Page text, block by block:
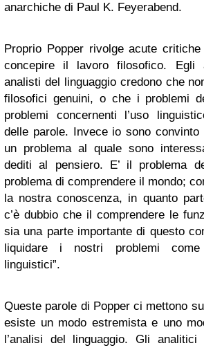
anarchiche di Paul K. Feyerabend.
Proprio Popper rivolge acute
concepire il lavoro filosofico. Egli
analisti del linguaggio credono che
filosofici genuini, o che i problemi
problemi concernenti l’uso
delle parole. Invece io sono convinto
un problema al quale sono
dediti al pensiero. E’ il problema
problema di comprendere il mondo;
la nostra conoscenza, in quanto
c’è dubbio che il comprendere le
sia una parte importante di questo
liquidare i nostri problemi come
linguistici”.
Queste parole di Popper ci mettono
esiste un modo estremista e uno
l’analisi del linguaggio. Gli analitici